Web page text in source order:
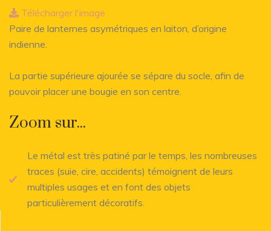
Télécharger l'image
Paire de lanternes asymétriques en laiton, d’origine
indienne.
La partie supérieure ajourée se sépare du socle, afin de
pouvoir placer une bougie en son centre.
Zoom sur...
Le métal est très patiné par le temps, les nombreuses
traces (suie, cire, accidents) témoignent de leurs
multiples usages et en font des objets
particulièrement décoratifs.